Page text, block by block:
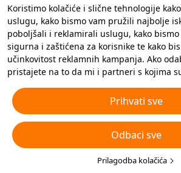
Koristimo kolačiće i slične tehnologije
uslugu, kako bismo vam pružili najbolje
poboljšali i reklamirali uslugu, kako
sigurna i zaštićena za korisnike te kako
učinkovitost reklamnih kampanja. Ako
pristajete na to da mi i partneri s kojima
oglašavanja. Također možete 'Odbiti sve'
odabrati koje vrste kolačića želite
klikom na 'Prilagodi kolačiće' ispod ili u
svojim postavkama privatnosti. Za više
našaPravila o kolačićima i sličnim
Prihvati sve
Odbaci sve
Prilagodba kolačića